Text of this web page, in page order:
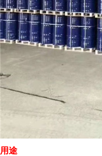
用途